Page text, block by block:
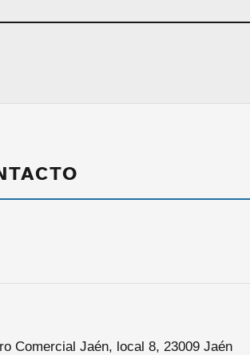
Comercial Jaén, local 8, 23009 Jaén